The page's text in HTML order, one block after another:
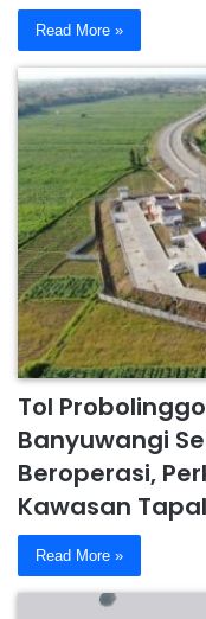
Read More »
Tol
Banyuwangi
Beroperasi,
Kawasan
Read More »